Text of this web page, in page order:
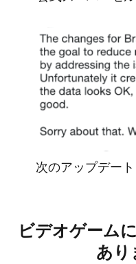
次のアップデー
ビデオゲーム
あり